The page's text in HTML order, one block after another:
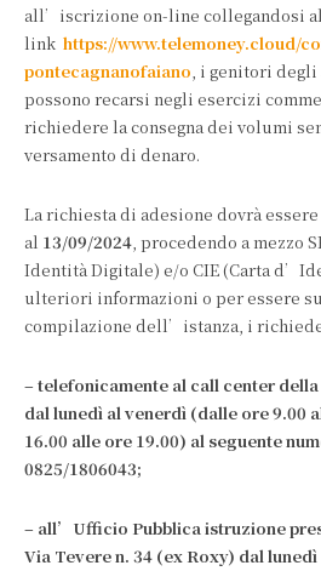
all’iscrizione on-line collegandosi al
link https://www.telemoney.cloud/
pontecagnanofaiano, i genitori degli
possono recarsi negli esercizi
richiedere la consegna dei volumi
versamento di denaro.
La richiesta di adesione dovrà
al 13/09/2024, procedendo a mezzo
Identità Digitale) e/o CIE (Carta
ulteriori informazioni o per essere
compilazione dell’istanza, i
– telefonicamente al call center
dal lunedì al venerdì (dalle ore 9.00
16.00 alle ore 19.00) al seguente
0825/1806043;
– all’Ufficio Pubblica istruzione
Via Tevere n. 34 (ex Roxy) dal